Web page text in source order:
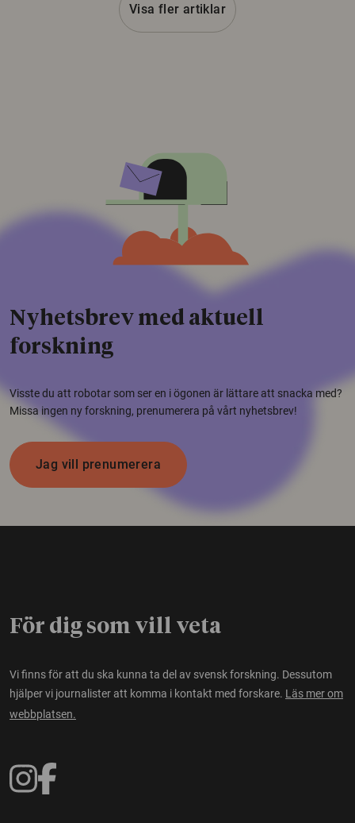
Visa fler artiklar
Nyhetsbrev med aktuell
forskning
Visste du att robotar som ser en i ögonen är lättare att snacka med?
Missa ingen ny forskning, prenumerera på vårt nyhetsbrev!
Jag vill prenumerera
För dig som vill veta
Vi finns för att du ska kunna ta del av svensk forskning. Dessutom
hjälper vi journalister att komma i kontakt med forskare. Läs mer om
webbplatsen.